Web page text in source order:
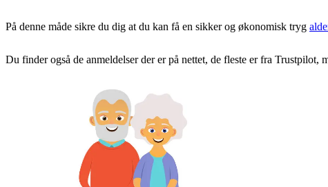
På denne måde sikre du dig at du kan få en sikker og økonomisk tryg
Du finder også de anmeldelser der er på nettet, de fleste er fra Trustpilot,